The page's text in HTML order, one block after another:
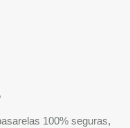
100% seguras,